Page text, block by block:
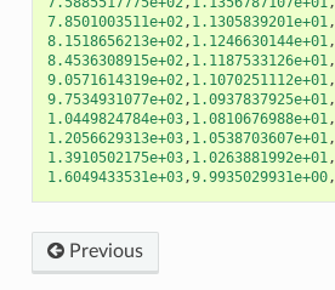
7.8501003511e+02, 1.1305839201e+01,
8.1518656213e+02, 1.1246630144e+01,
8.4536308915e+02, 1.1187533126e+01,
9.0571614319e+02, 1.1070251112e+01,
9.7534931077e+02, 1.0937837925e+01,
1.0449824784e+03, 1.0810676988e+01,
1.2056629313e+03, 1.0538703607e+01,
1.3910502175e+03, 1.0263881992e+01,
1.6049433531e+03,9.9935029931e+00,
Previous